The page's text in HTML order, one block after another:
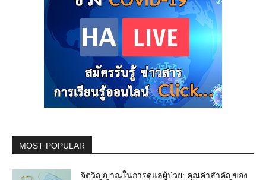
MOST POPULAR
จิตวิญญาณในการดูแลผู้ป่วย: คุณค่าสำคัญของ